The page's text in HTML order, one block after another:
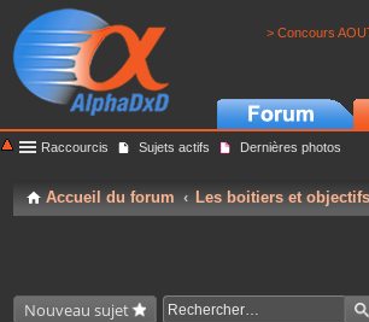
> Concours
Raccourcis Sujets actifs Dernières photos
Accueil du forum Les boitiers et
Nouveau sujet